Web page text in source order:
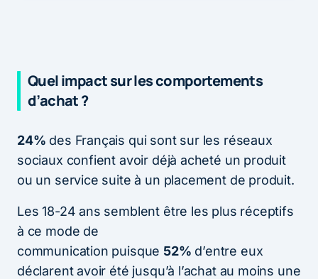
Quel impact sur les comportements
d’achat ?
24% des Français qui sont sur les réseaux
sociaux confient avoir déjà acheté un produit
ou un service suite à un placement de produit.
Les 18-24 ans semblent être les plus réceptifs
à ce mode de
communication puisque 52% d’entre eux
déclarent avoir été jusqu’à l’achat au moins une